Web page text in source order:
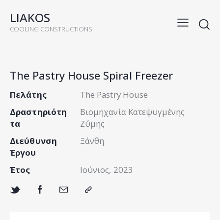
LIAKOS
COOLING CONSTRUCTIONS
The Pastry House Spiral Freezer
Πελάτης
The Pastry House
Δραστηριότη
τα
Βιομηχανία Κατεψυγμένης
Ζύμης
Διεύθυνση
Έργου
Ξάνθη
Έτος Ιούνιος, 2023